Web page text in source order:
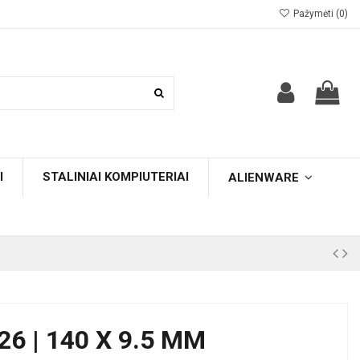
Pažymėti (0)
STALINIAI KOMPIUTERIAI ALIENWARE
| 140 X 9.5 MM